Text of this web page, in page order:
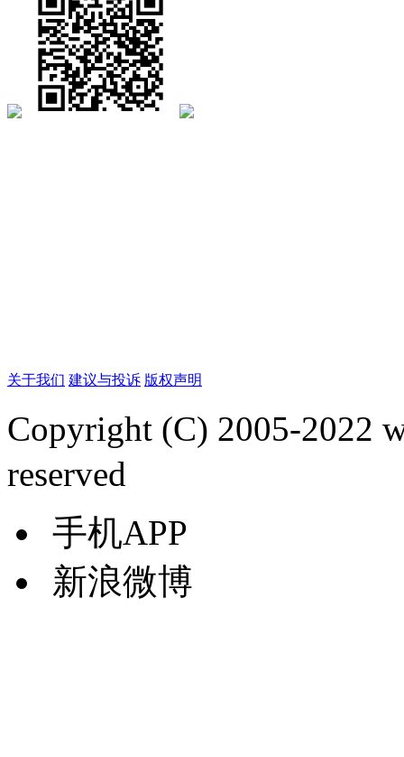
关于我们 建议与投诉 版权声明
Copyright (C) 2005-2022
reserved
手机APP
新浪微博